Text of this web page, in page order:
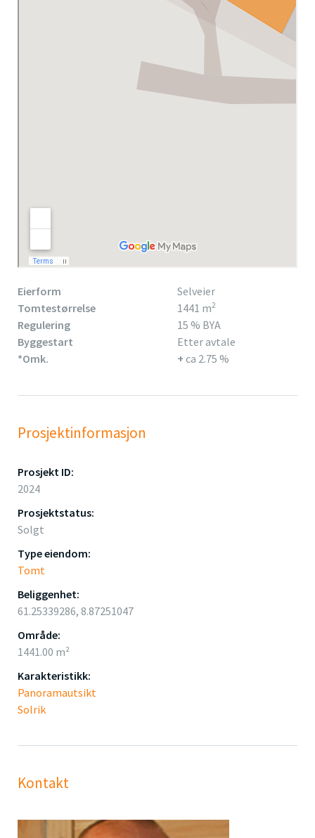
Eierform
Selveier
Tomtestørrelse
1441 m2
Regulering
15 % BYA
Byggestart
Etter avtale
*Omk.
+ ca 2.75 %
Prosjektinformasjon
Prosjekt ID:
2024
Prosjektstatus:
Solgt
Type eiendom:
Tomt
Beliggenhet:
61.25339286, 8.87251047
Område:
1441.00 m²
Karakteristikk:
Panoramautsikt
Solrik
Kontakt